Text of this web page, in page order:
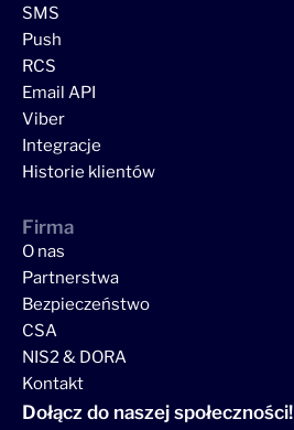
SMS
Push
RCS
Email API
Viber
Integracje
Historie klientów
Firma
O nas
Partnerstwa
Bezpieczeństwo
CSA
NIS2 & DORA
Kontakt
Dołącz do naszej społeczności!